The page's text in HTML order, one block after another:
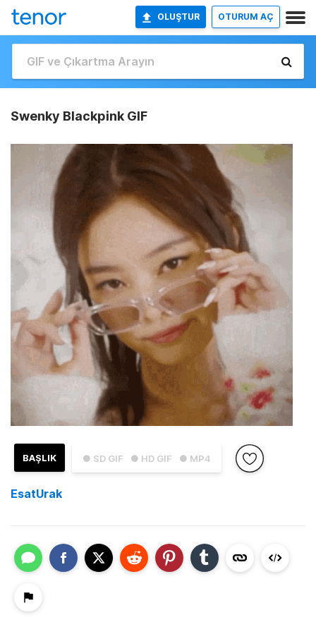
OLUŞTUR OTURUM AÇ
Swenky Blackpink GIF
● SD GIF ● HD GIF ● MP4
BAŞLIK
EsatUrak